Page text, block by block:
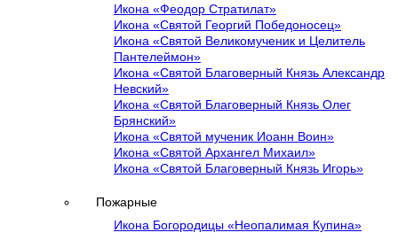
Икона «Феодор Стратилат»
Икона «Святой Георгий Победоносец»
Икона «Святой Великомученик и Целитель
Пантелеймон»
Икона «Святой Благоверный Князь Александр
Невский»
Икона «Святой Благоверный Князь Олег
Брянский»
Икона «Святой мученик Иоанн Воин»
Икона «Святой Архангел Михаил»
Икона «Святой Благоверный Князь Игорь»
Пожарные
Икона Богородицы «Неопалимая Купина»